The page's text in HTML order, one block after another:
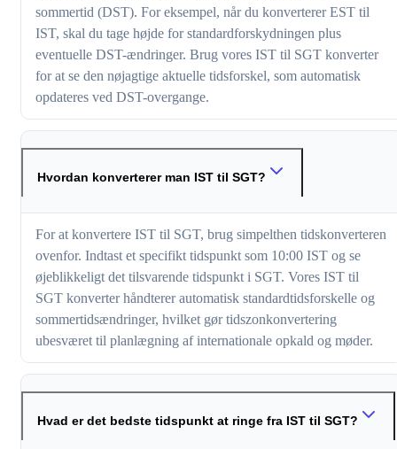
sommertid (DST). For eksempel, når du konverterer EST til
IST, skal du tage højde for standardforskydningen plus
eventuelle DST-ændringer. Brug vores IST til SGT konverter
for at se den nøjagtige aktuelle tidsforskel, som automatisk
opdateres ved DST-overgange.
Hvordan konverterer man IST til SGT?
For at konvertere IST til SGT, brug simpelthen tidskonverteren
ovenfor. Indtast et specifikt tidspunkt som 10:00 IST og se
øjeblikkeligt det tilsvarende tidspunkt i SGT. Vores IST til
SGT konverter håndterer automatisk standardtidsforskelle og
sommertidsændringer, hvilket gør tidszonkonvertering
ubesværet til planlægning af internationale opkald og møder.
Hvad er det bedste tidspunkt at ringe fra IST til SGT?